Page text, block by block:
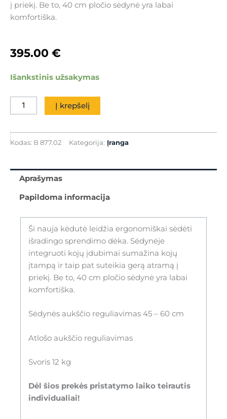
į priekį. Be to, 40 cm pločio sėdynė yra labai
komfortiška.
395.00 €
Išankstinis užsakymas
produkto
Meistro
darbo
spalvos
Į krepšelį
Kodas: B 877.02 Kategorija: Įranga
Aprašymas
Papildoma informacija
Ši nauja kėdutė leidžia ergonomiškai sėdėti
išradingo sprendimo dėka. Sėdynėje
integruoti kojų įdubimai sumažina kojų
įtampą ir taip pat suteikia gerą atramą į
priekį. Be to, 40 cm pločio sėdynė yra labai
komfortiška.
Sėdynės aukščio reguliavimas 45 – 60 cm
Atlošo aukščio reguliavimas
Svoris 12 kg
Dėl šios prekės pristatymo laiko teirautis
individualiai!